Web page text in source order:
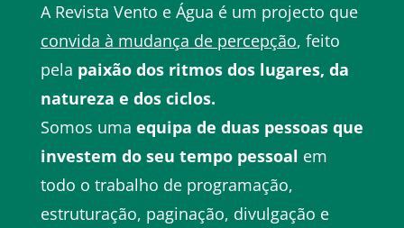
A Revista Vento e Água é um projecto que
convida à mudança de percepção, feito
pela paixão dos ritmos dos lugares, da
natureza e dos ciclos.
Somos uma equipa de duas pessoas que
investem do seu tempo pessoal em
todo o trabalho de programação,
estruturação, paginação, divulgação e